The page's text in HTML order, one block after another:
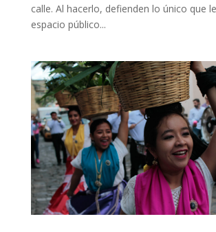
calle. Al hacerlo, defienden lo único que
espacio público...